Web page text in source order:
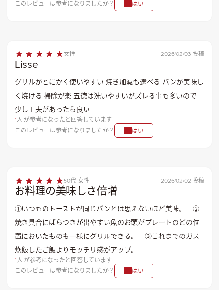
このレビューは参考になりましたか？
はい
女性 2026/02/03 投稿
Lisse
グリルがとにかく使いやすい 焼き加減も選べる パンが美味し
く焼ける 掃除が楽 五徳は洗いやすいがズレる事も多いので
少し工夫があったら良い
1人 が参考になったと回答しています
このレビューは参考になりましたか？
はい
50代 女性 2026/02/02 投稿
お料理の美味しさ倍増
①いつものトーストが同じパンとは思えないほど美味。 ②
焼き具合にばらつきが出やすい魚のお頭がプレートのどの位
置においたものも一様にグリルできる。 ③これまでのガス
炊飯したご飯よりモッチリ感がアップ。
1人 が参考になったと回答しています
このレビューは参考になりましたか？
はい